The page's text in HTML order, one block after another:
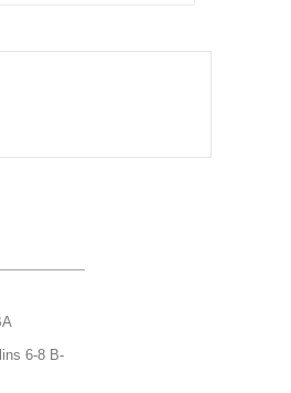
6-8 B-